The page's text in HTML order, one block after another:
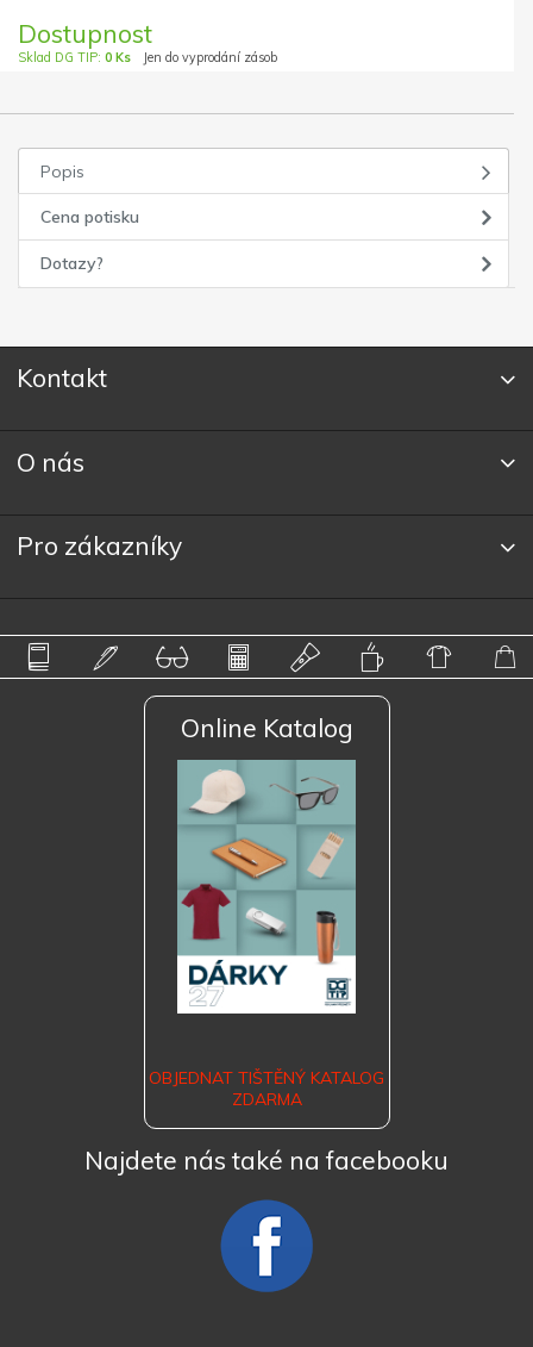
Dostupnost
Sklad DG TIP: 0 Ks Jen do vyprodání zásob
Popis
Cena potisku
Dotazy?
Kontakt
O nás
Pro zákazníky
Online Katalog
OBJEDNAT TIŠTĚNÝ KATALOG
ZDARMA
Najdete nás také na facebooku